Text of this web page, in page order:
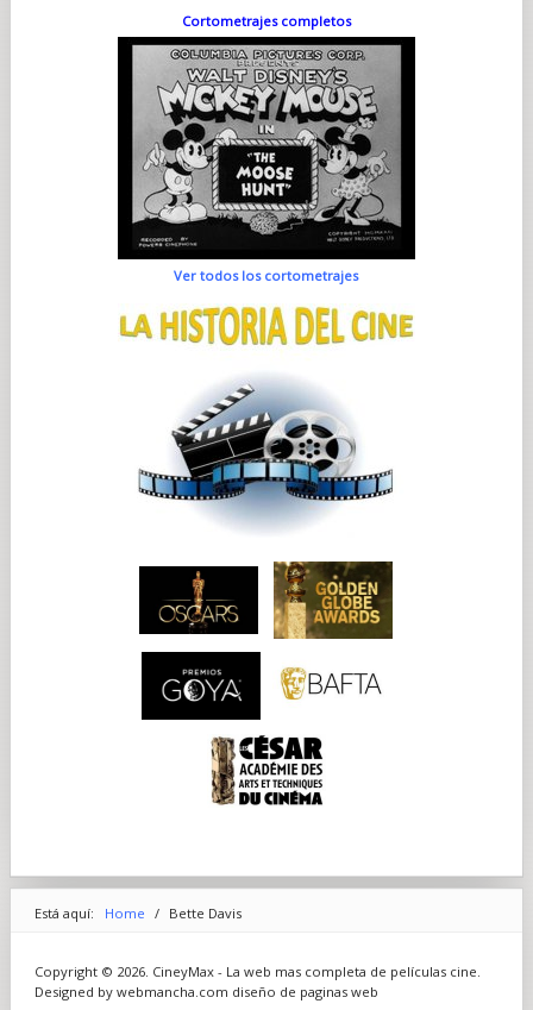
Cortometrajes completos
Ver todos los cortometrajes
Está aquí: Home / Bette Davis
Copyright © 2026. CineyMax - La web mas completa de películas cine.
Designed by webmancha.com diseño de paginas web